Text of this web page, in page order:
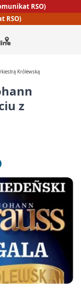
RSO)
RSO)
Królewską
z